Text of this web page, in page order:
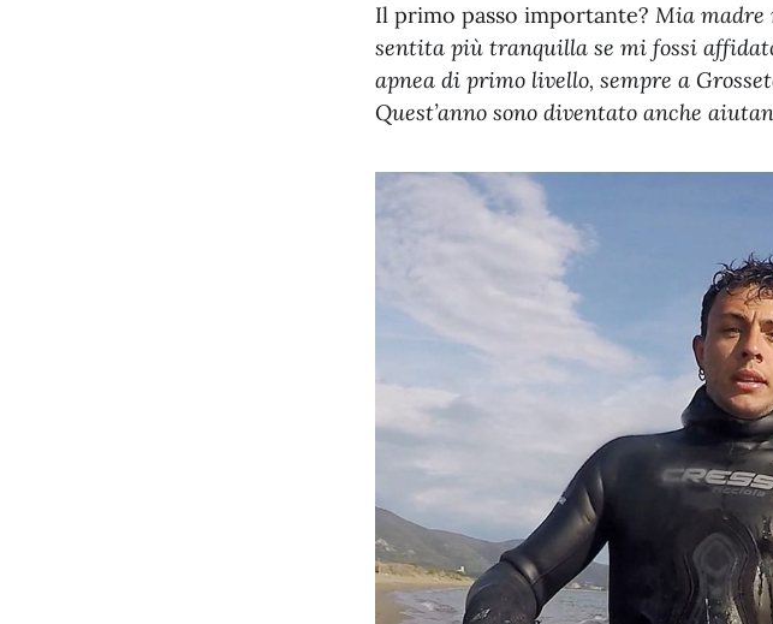
Il primo passo importante? Mia madre
sentita più tranquilla se mi fossi
apnea di primo livello, sempre a
Quest’anno sono diventato anche